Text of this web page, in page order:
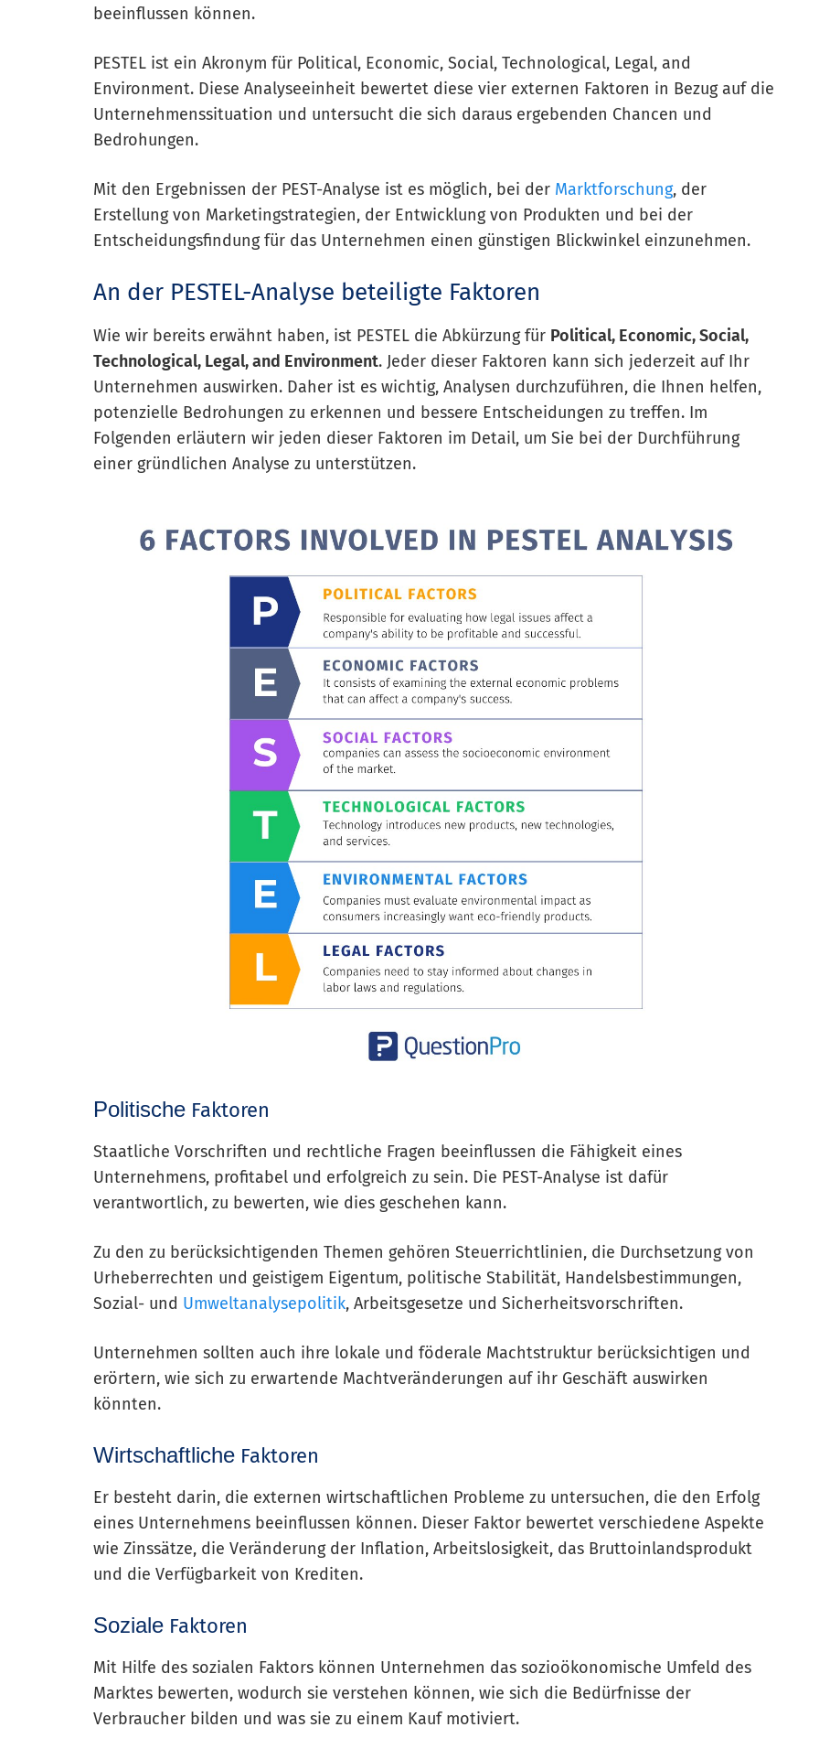
beeinflussen können.
PESTEL ist ein Akronym für Political, Economic, Social, Technological, Legal, and
Environment. Diese Analyseeinheit bewertet diese vier externen Faktoren in Bezug auf die
Unternehmenssituation und untersucht die sich daraus ergebenden Chancen und
Bedrohungen.
Mit den Ergebnissen der PEST-Analyse ist es möglich, bei der Marktforschung, der
Erstellung von Marketingstrategien, der Entwicklung von Produkten und bei der
Entscheidungsfindung für das Unternehmen einen günstigen Blickwinkel einzunehmen.
An der PESTEL-Analyse beteiligte Faktoren
Wie wir bereits erwähnt haben, ist PESTEL die Abkürzung für Political, Economic, Social,
Technological, Legal, and Environment. Jeder dieser Faktoren kann sich jederzeit auf Ihr
Unternehmen auswirken. Daher ist es wichtig, Analysen durchzuführen, die Ihnen helfen,
potenzielle Bedrohungen zu erkennen und bessere Entscheidungen zu treffen. Im
Folgenden erläutern wir jeden dieser Faktoren im Detail, um Sie bei der Durchführung
einer gründlichen Analyse zu unterstützen.
Politische Faktoren
Staatliche Vorschriften und rechtliche Fragen beeinflussen die Fähigkeit eines
Unternehmens, profitabel und erfolgreich zu sein. Die PEST-Analyse ist dafür
verantwortlich, zu bewerten, wie dies geschehen kann.
Zu den zu berücksichtigenden Themen gehören Steuerrichtlinien, die Durchsetzung von
Urheberrechten und geistigem Eigentum, politische Stabilität, Handelsbestimmungen,
Sozial- und Umweltanalysepolitik, Arbeitsgesetze und Sicherheitsvorschriften.
Unternehmen sollten auch ihre lokale und föderale Machtstruktur berücksichtigen und
erörtern, wie sich zu erwartende Machtveränderungen auf ihr Geschäft auswirken
könnten.
Wirtschaftliche Faktoren
Er besteht darin, die externen wirtschaftlichen Probleme zu untersuchen, die den Erfolg
eines Unternehmens beeinflussen können. Dieser Faktor bewertet verschiedene Aspekte
wie Zinssätze, die Veränderung der Inflation, Arbeitslosigkeit, das Bruttoinlandsprodukt
und die Verfügbarkeit von Krediten.
Soziale Faktoren
Mit Hilfe des sozialen Faktors können Unternehmen das sozioökonomische Umfeld des
Marktes bewerten, wodurch sie verstehen können, wie sich die Bedürfnisse der
Verbraucher bilden und was sie zu einem Kauf motiviert.